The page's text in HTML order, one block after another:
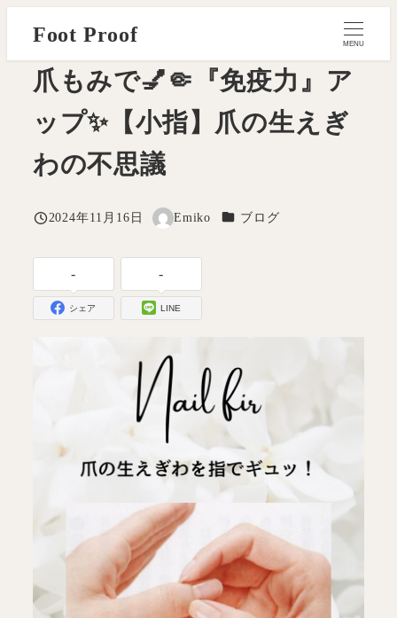
Foot Proof MENU
爪もみで💅🤏『免疫力』ア
ップ✨【小指】爪の生えぎ
わの不思議
投稿日
2024年11月16日
著
Emiko カテゴリー
ブログ
-
シェア
-
LINE